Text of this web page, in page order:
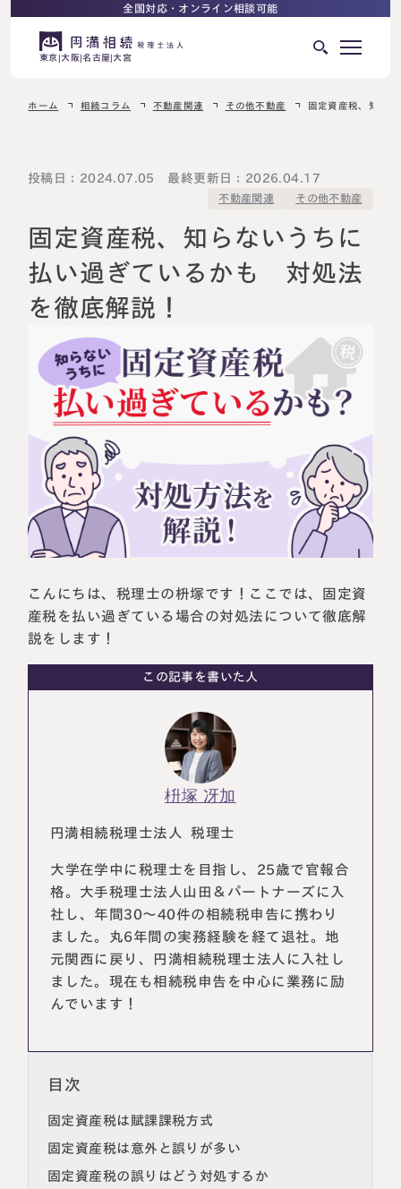
全国対応・オンライン相談可能
東京 大阪 名古屋 大宮
相続ロードマップ
ご相談の流れ
選ばれる理由
よくある質問
相続を学ぶ
相続税申告について
相続に備えたい方へ
生前対策相談について
相続税試算について
料金表
税理士紹介
法人情報
東京事務所
東京都港区南青山一丁目2番6号
Access 大阪事務所
大阪府大阪市北区角田町8番47号
阪急グランドビル20階
相続コラム
セミナー
円満相続ちゃんねる
円満相続塾（受講生募集中）
ホーム 相続コラム 不動産関連 その他不動産 固定資産税、知ら
投稿日：2024.07.05 最終更新日：2026.04.17
不動産関連 その他不動産
固定資産税、知らないうちに
払い過ぎているかも 対処法
を徹底解説！
こんにちは、税理士の枡塚です！ここでは、固定資
産税を払い過ぎている場合の対処法について徹底解
説をします！
この記事を書いた人
枡塚 冴加
円満相続税理士法人 税理士
大学在学中に税理士を目指し、25歳で官報合
格。大手税理士法人山田＆パートナーズに入
社し、年間30～40件の相続税申告に携わり
ました。丸6年間の実務経験を経て退社。地
元関西に戻り、円満相続税理士法人に入社し
ました。現在も相続税申告を中心に業務に励
んでいます！
目次
固定資産税は賦課課税方式
固定資産税は意外と誤りが多い
固定資産税の誤りはどう対処するか